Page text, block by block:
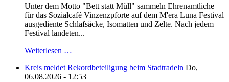
Unter dem Motto "Bett statt Müll" sammeln Ehrenamtliche
für das Sozialcafé Vinzenzpforte auf dem M'era Luna Festival
ausgediente Schlafsäcke, Isomatten und Zelte. Nach jedem
Festival landeten...
Weiterlesen …
Kreis meldet Rekordbeteiligung beim Stadtradeln Do,
06.08.2026 - 12:53